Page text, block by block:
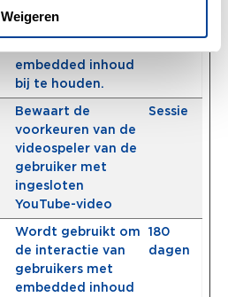
Weigeren
Wordt gebruikt om
de interactie van
embedded inhoud
bij te houden.
Bewaart de
voorkeuren van de
videospeler van de
gebruiker met
ingesloten
YouTube-video
Sessie
Wordt gebruikt om
de interactie van
gebruikers met
embedded inhoud
180
dagen